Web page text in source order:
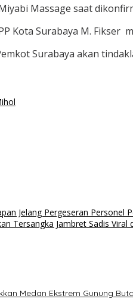
Massage saat
Kota Surabaya M.
Surabaya akan
Jelang Pergeseran Personel
Tersangka Jambret Sadis Viral
Medan Ekstrem Gunung